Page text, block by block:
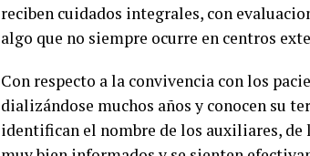
reciben cuidados integrales, con
algo que no siempre ocurre en centros
Con respecto a la convivencia con los
dializándose muchos años y conocen su
identifican el nombre de los auxiliares, de